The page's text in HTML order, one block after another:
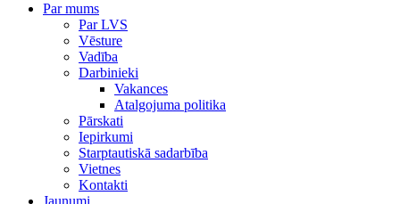
Par mums
Par LVS
Vēsture
Vadība
Darbinieki
Vakances
Atalgojuma politika
Pārskati
Iepirkumi
Starptautiskā sadarbība
Vietnes
Kontakti
Jaunumi